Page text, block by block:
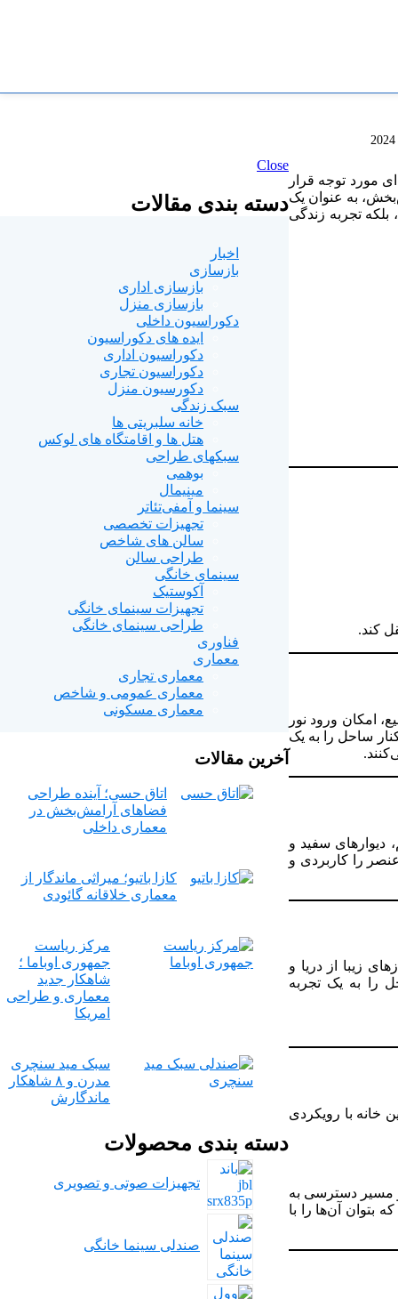
مشهور هتل ها و اقامتگاه های لوکس
مورد توجه قرار
به عنوان یک
بلکه تجربه زندگی
کند.
امکان ورود نور
ساحل را به یک
دیوارهای سفید و
را کاربردی و
زیبا از دریا و
را به یک تجربه
خانه با رویکردی
و مسیر دسترسی به
بتوان آن‌ها را با
Close
دسته بندی مقالات
اخبار
بازسازی
بازسازی اداری
بازسازی منزل
دکوراسیون داخلی
ایده های دکوراسیون
دکوراسیون اداری
دکوراسیون تجاری
دکورسیون منزل
سبک زندگی
خانه سلبریتی ها
هتل ها و اقامتگاه های لوکس
سبکهای طراحی
بوهمی
مینیمال
سینما و آمفی‌تئاتر
تجهیزات تخصصی
سالن های شاخص
طراحی سالن
سینمای خانگی
آکوستیک
تجهیزات سینمای خانگی
طراحی سینمای خانگی
فناوری
معماری
معماری تجاری
معماری عمومی و شاخص
معماری مسکونی
آخرین مقالات
اتاق حسی؛ آینده طراحی
فضاهای آرامش‌بخش در
معماری داخلی
کازا باتیو؛ میراثی ماندگار از
معماری خلاقانه گائودی
مرکز ریاست
جمهوری اوباما ؛
شاهکار جدید
معماری و طراحی
امریکا
سبک مید سنچری
مدرن و ۸ شاهکار
ماندگارش
دسته بندی محصولات
تجهیزات صوتی و تصویری
صندلی سینما خانگی